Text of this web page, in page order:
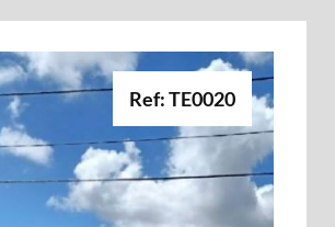
Ref: TE0020